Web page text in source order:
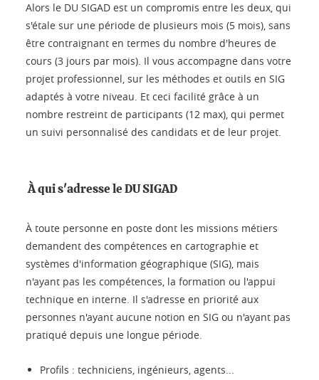
Alors le DU SIGAD est un compromis entre les deux, qui
s'étale sur une période de plusieurs mois (5 mois), sans
être contraignant en termes du nombre d'heures de
cours (3 jours par mois). Il vous accompagne dans votre
projet professionnel, sur les méthodes et outils en SIG
adaptés à votre niveau. Et ceci facilité grâce à un
nombre restreint de participants (12 max), qui permet
un suivi personnalisé des candidats et de leur projet.
À qui s'adresse le DU SIGAD
À toute personne en poste dont les missions métiers
demandent des compétences en cartographie et
systèmes d'information géographique (SIG), mais
n'ayant pas les compétences, la formation ou l'appui
technique en interne. Il s'adresse en priorité aux
personnes n'ayant aucune notion en SIG ou n'ayant pas
pratiqué depuis une longue période.
Profils : techniciens, ingénieurs, agents...